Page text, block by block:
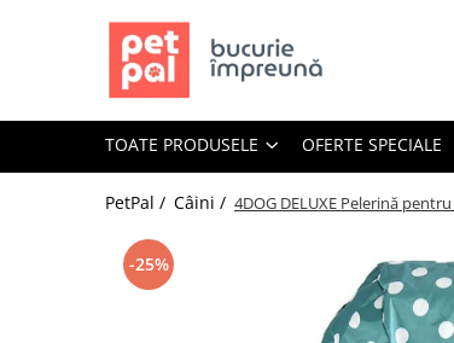
Toate Produsele
Câine Junior
Hrană Umedă Câini
TOATE PRODUSELE OFERTE SPECIALE
PetPal / Câini / 4DOG DELUXE Pelerină
-25%